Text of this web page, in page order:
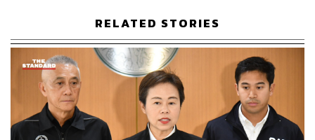
ชลิน 1 ดาว Le Du ที่ได้ปรับโฉมตึกเก่าแห่งย่านท่าเตียนให้
กลายเป็นเมรัย บริเวณชั้นล่าง และ นุสรา Chef’s Table ที่
เสิร์ฟอาหารสูตรคุณยายนุสราของเชฟ
ความน่ารักของเมรัยคือ ที่นี่เรียกได้ว่าเป็นเนเชอรัลไวน์บาร์
แห่งแรกในย่านท่าเตียนที่เน้นการเสิร์ฟไวน์ไบโอไดนามิก
(Biodynamic) ไวน์ธรรมชาติ (Natural Wine) และไวน์
RELATED STORIES